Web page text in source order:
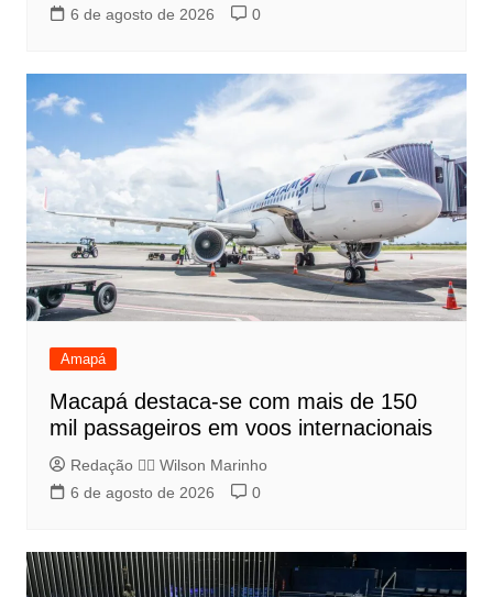
6 de agosto de 2026 0
Amapá
Macapá destaca-se com mais de 150
mil passageiros em voos internacionais
Redação 👨‍⚖️​ Wilson Marinho
6 de agosto de 2026
0